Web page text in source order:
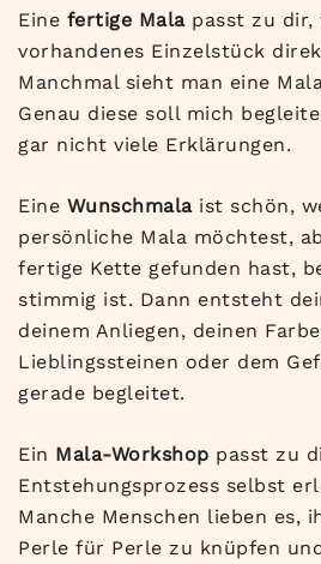
Eine fertige Malapasst zu dir,
vorhandenes Einzelstück
Manchmal sieht man eine
Genau diese soll mich
gar nicht viele Erklärungen.
Eine Wunschmalaist schön,
persönliche Mala möchtest,
fertige Kette gefunden hast,
stimmig ist. Dann entsteht
deinem Anliegen, deinen
Lieblingssteinen oder dem
gerade begleitet.
Ein Mala-Workshop passt zu
Entstehungsprozess selbst
Manche Menschen lieben es,
Perle für Perle zu knüpfen